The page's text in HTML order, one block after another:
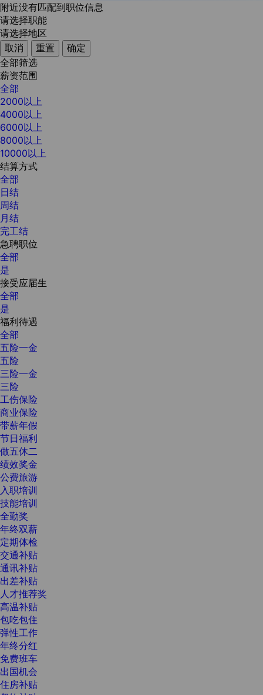
附近没有匹配到职位信息
请选择职能
请选择地区
取消
重置
确定
全部筛选
薪资范围
全部
2000以上
4000以上
6000以上
8000以上
10000以上
结算方式
全部
日结
周结
月结
完工结
急聘职位
全部
是
接受应届生
全部
是
福利待遇
全部
五险一金
五险
三险一金
三险
工伤保险
商业保险
带薪年假
节日福利
做五休二
绩效奖金
公费旅游
入职培训
技能培训
全勤奖
年终双薪
定期体检
交通补贴
通讯补贴
出差补贴
人才推荐奖
高温补贴
包吃包住
弹性工作
年终分红
免费班车
出国机会
住房补贴